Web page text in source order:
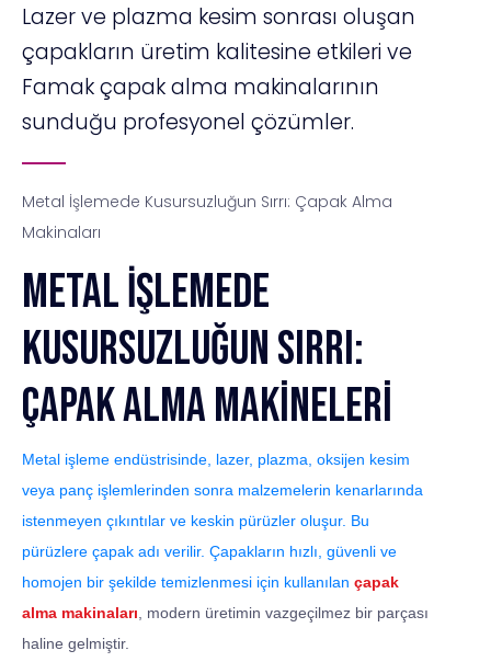
Lazer ve plazma kesim sonrası oluşan
çapakların üretim kalitesine etkileri ve
Famak çapak alma makinalarının
sunduğu profesyonel çözümler.
Metal İşlemede Kusursuzluğun Sırrı: Çapak Alma
Makinaları
Metal İşlemede
Kusursuzluğun Sırrı:
Çapak Alma Makineleri
Metal işleme endüstrisinde, lazer, plazma, oksijen kesim
veya panç işlemlerinden sonra malzemelerin kenarlarında
istenmeyen çıkıntılar ve keskin pürüzler oluşur. Bu
pürüzlere çapak adı verilir. Çapakların hızlı, güvenli ve
homojen bir şekilde temizlenmesi için kullanılan çapak
alma makinaları , modern üretimin vazgeçilmez bir parçası
haline gelmiştir.